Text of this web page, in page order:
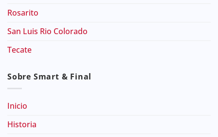
Rosarito
San Luis Rio Colorado
Tecate
Sobre Smart & Final
Inicio
Historia